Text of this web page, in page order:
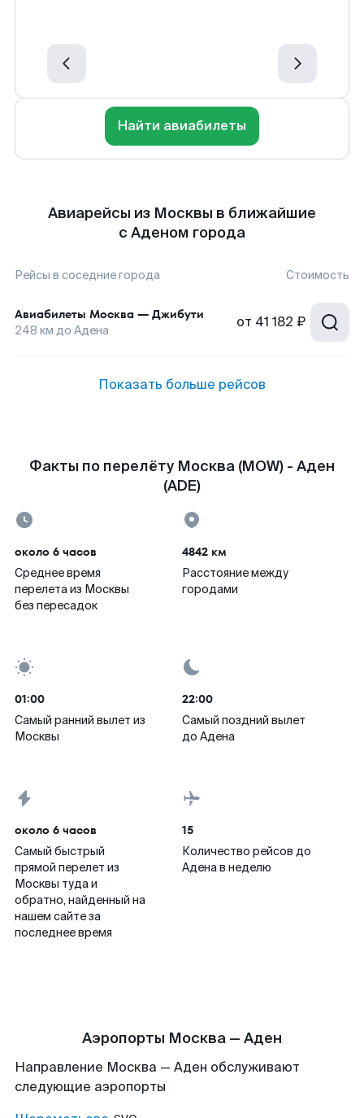
Найти авиабилеты
Авиарейсы из Москвы в ближайшие
с Аденом города
Рейсы в соседние города Стоимость
Авиабилеты Москва — Джибути
248 км до Адена от 41 182 ₽
Показать больше рейсов
Факты по перелёту Москва (MOW) - Аден
(ADE)
около 6 часов
Среднее время
перелета из Москвы
без пересадок
4842 км
Расстояние между
городами
01:00
Самый ранний вылет из
Москвы
22:00
Самый поздний вылет
до Адена
около 6 часов
Самый быстрый
прямой перелет из
Москвы туда и
обратно, найденный на
нашем сайте за
последнее время
15
Количество рейсов до
Адена в неделю
Аэропорты Москва — Аден
Направление Москва — Аден обслуживают
следующие аэропорты